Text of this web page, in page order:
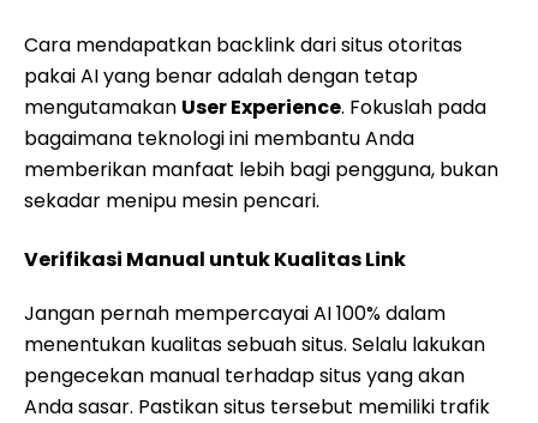
Cara mendapatkan backlink dari situs otoritas
pakai AI yang benar adalah dengan tetap
mengutamakan User Experience. Fokuslah pada
bagaimana teknologi ini membantu Anda
memberikan manfaat lebih bagi pengguna, bukan
sekadar menipu mesin pencari.
Verifikasi Manual untuk Kualitas Link
Jangan pernah mempercayai AI 100% dalam
menentukan kualitas sebuah situs. Selalu lakukan
pengecekan manual terhadap situs yang akan
Anda sasar. Pastikan situs tersebut memiliki trafik